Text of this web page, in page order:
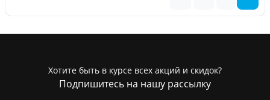
Хотите быть в курсе всех акций и скидок?
Подпишитесь на нашу рассылку